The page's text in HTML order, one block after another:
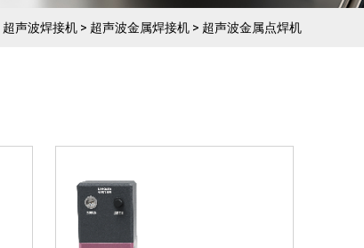
超声波焊接机 > 超声波金属焊接机 > 超声波金属点焊机
1、3种操作模式:时间模式、
能量模式、手动模式2、先进